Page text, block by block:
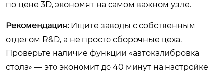
по цене 3D, экономят на самом важном узле.
Рекомендация:Ищите заводы с собственным
отделом R&D, а не просто сборочные цеха.
Проверьте наличие функции «автокалибровка
стола» — это экономит до 40 минут на настройке